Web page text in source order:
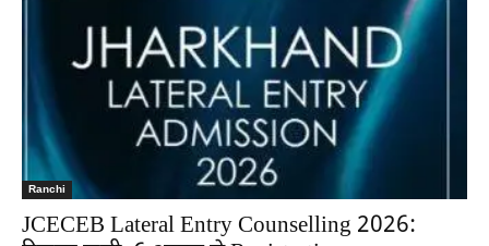
Ranchi
JCECEB Lateral Entry Counselling 2026: